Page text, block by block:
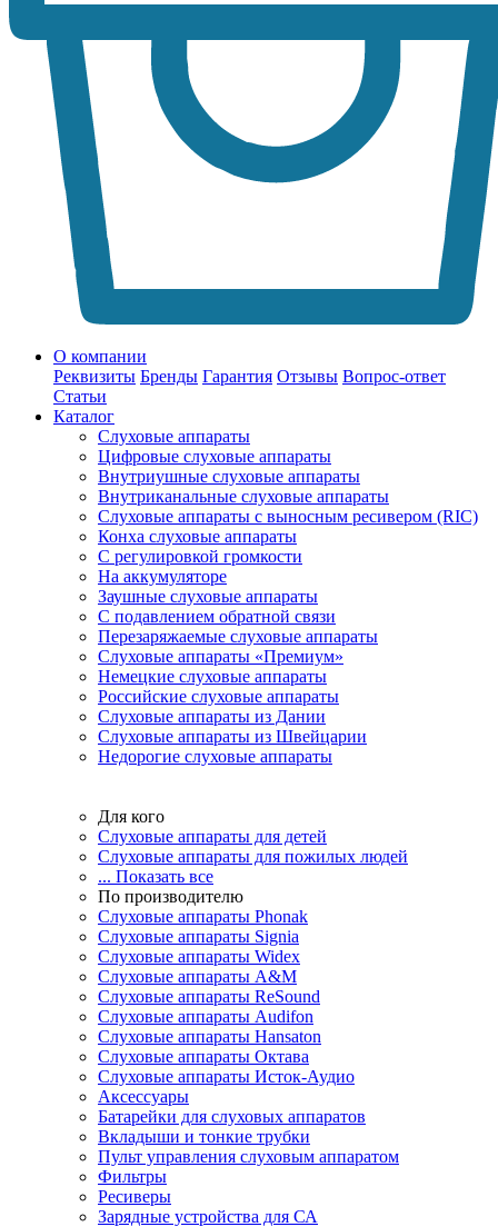
О компании
Реквизиты Бренды Гарантия Отзывы Вопрос-ответ
Статьи
Каталог
Слуховые аппараты
Цифровые слуховые аппараты
Внутриушные слуховые аппараты
Внутриканальные слуховые аппараты
Слуховые аппараты с выносным ресивером (RIC)
Конха слуховые аппараты
С регулировкой громкости
На аккумуляторе
Заушные слуховые аппараты
C подавлением обратной связи
Перезаряжаемые слуховые аппараты
Слуховые аппараты «Премиум»
Немецкие слуховые аппараты
Российские слуховые аппараты
Слуховые аппараты из Дании
Слуховые аппараты из Швейцарии
Недорогие слуховые аппараты
Для кого
Слуховые аппараты для детей
Слуховые аппараты для пожилых людей
... Показать все
По производителю
Слуховые аппараты Phonak
Слуховые аппараты Signia
Слуховые аппараты Widex
Слуховые аппараты A&M
Слуховые аппараты ReSound
Слуховые аппараты Audifon
Слуховые аппараты Hansaton
Слуховые аппараты Октава
Слуховые аппараты Исток-Аудио
Аксессуары
Батарейки для слуховых аппаратов
Вкладыши и тонкие трубки
Пульт управления слуховым аппаратом
Фильтры
Ресиверы
Зарядные устройства для СА